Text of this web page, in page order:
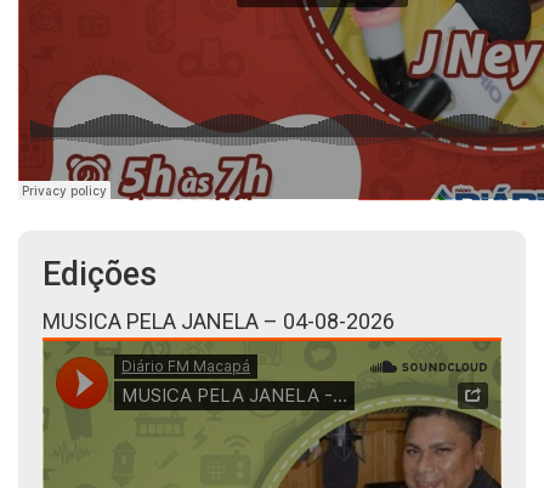
Edições
MUSICA PELA JANELA – 04-08-2026